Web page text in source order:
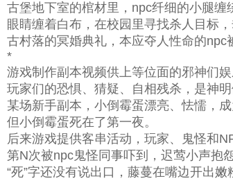
古堡地下室的棺材里，npc纤细的小腿缠
眼睛缠着白布，在校园里寻找杀人目标
古村落的冥婚典礼，本应夺人性命的npc
*
游戏制作副本视频供上等位面的邪神们娱
玩家们的恐惧、猜疑、自相残杀，是神
某场新手副本，小倒霉蛋漂亮、怯懦，成
但小倒霉蛋死在了第一夜。
后来游戏提供客串活动，玩家、鬼怪和
第N次被npc鬼怪同事吓到，迟莺小声抱
“死”字还没有说出口，藤蔓在嘴边开出嫩